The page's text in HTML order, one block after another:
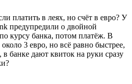
платить в леях, но счёт в евро? У
предупредили о двойной
курсу банка, потом платёж. В
3 евро, но всё равно быстрее,
банке дают квиток на руки сразу